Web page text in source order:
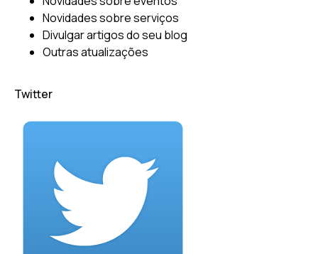
Novidades sobre serviços
Divulgar artigos do seu blog
Outras atualizações
Twitter